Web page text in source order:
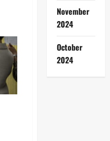
November
2024
October
2024